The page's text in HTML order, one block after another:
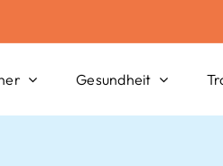
Gesundheit